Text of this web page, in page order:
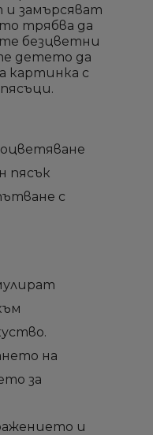
с
Създай списък
с желание
с
Създай списък
с желание
и замърсяват
трябва да
безцветни
детето да
картинка с
пясък
с
на
за
и